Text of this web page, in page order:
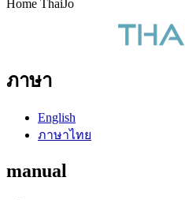
Home ThaiJo
ภาษา
English
ภาษาไทย
manual